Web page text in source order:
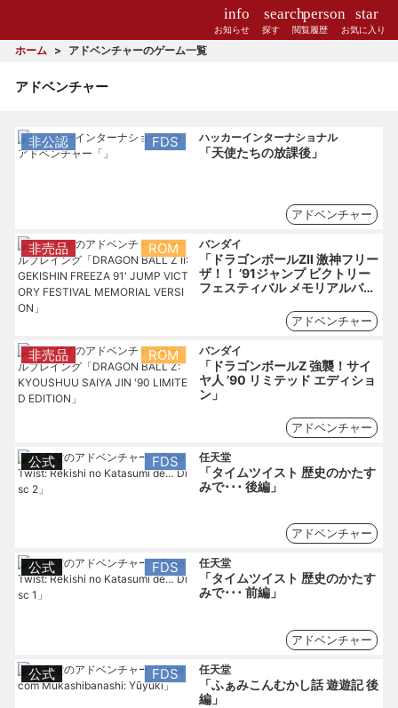
info
お知らせ
search
探す
person
閲覧履歴
star
お気に入り
ホーム アドベンチャーのゲーム一覧
アドベンチャー
非公認 FDS ハッカーインターナショナル
「天使たちの放課後」
アドベンチャー
非売品 ROM バンダイ
「ドラゴンボールZⅡ 激神フリー
ザ！！ ’91ジャンプ ビクトリー
フェスティバル メモリアルバー
アドベンチャー
非売品 ROM バンダイ
「ドラゴンボールZ 強襲！サイ
ヤ人 ’90 リミテッド エディショ
ン」
アドベンチャー
公式 FDS 任天堂
「タイムツイスト 歴史のかたす
みで･･･ 後編」
アドベンチャー
公式 FDS 任天堂
「タイムツイスト 歴史のかたす
みで･･･ 前編」
アドベンチャー
公式 FDS 任天堂
「ふぁみこんむかし話 遊遊記 後
編」